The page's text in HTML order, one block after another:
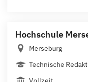
Hochschule
Merseburg
Technische